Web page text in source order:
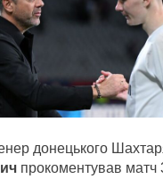
донецького
прокоментував матч